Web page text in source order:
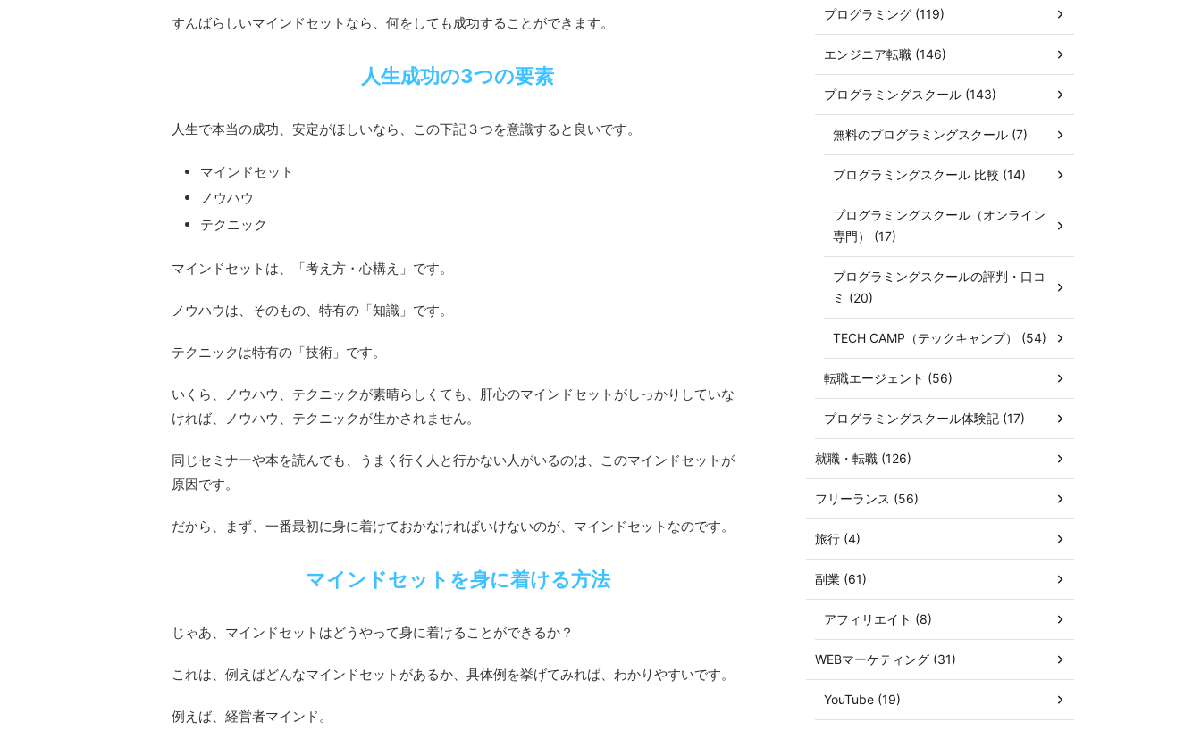
すんばらしいマインドセットなら、何をしても成功することができます。
人生成功の3つの要素
人生で本当の成功、安定がほしいなら、この下記３つを意識すると良いです。
マインドセット
ノウハウ
テクニック
マインドセットは、「考え方・心構え」です。
ノウハウは、そのもの、特有の「知識」です。
テクニックは特有の「技術」です。
いくら、ノウハウ、テクニックが素晴らしくても、肝心のマインドセットがしっかりしていな
ければ、ノウハウ、テクニックが生かされません。
同じセミナーや本を読んでも、うまく行く人と行かない人がいるのは、このマインドセットが
原因です。
だから、まず、一番最初に身に着けておかなければいけないのが、マインドセットなのです。
マインドセットを身に着ける方法
じゃあ、マインドセットはどうやって身に着けることができるか？
これは、例えばどんなマインドセットがあるか、具体例を挙げてみれば、わかりやすいです。
例えば、経営者マインド。
プログラミング (119)
エンジニア転職 (146)
プログラミングスクール (143)
無料のプログラミングスクール (7)
プログラミングスクール 比較 (14)
プログラミングスクール（オンライン
専門） (17)
プログラミングスクールの評判・口コ
ミ (20)
TECH CAMP（テックキャンプ） (54)
転職エージェント (56)
プログラミングスクール体験記 (17)
就職・転職 (126)
フリーランス (56)
旅行 (4)
副業 (61)
アフィリエイト (8)
WEBマーケティング (31)
YouTube (19)